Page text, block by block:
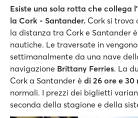
Esiste una sola rotta che collega
la Cork - Santander. Cork si trova
la distanza tra Cork e Santander
nautiche. Le traversate in
settimanalmente da una nave
navigazione Brittany Ferries. La
Cork a Santander è di 26 ore e 30
normali. I prezzi dei biglietti
seconda della stagione e della